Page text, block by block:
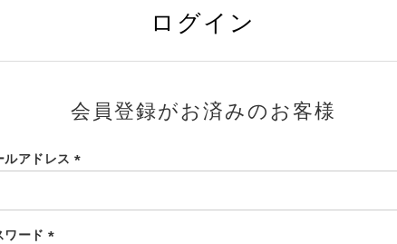
ログイン
会員登録がお済みのお客様
ルアドレス
須)
ワード